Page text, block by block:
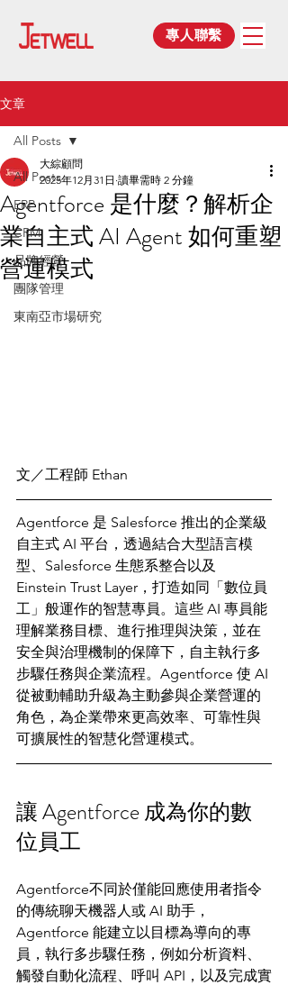
專人聯繫
文章
All Posts
ERP
CRM
品牌經營
團隊管理
東南亞市場研究
All Posts
Agentforce 是什麼？解析企
業自主式 AI Agent 如何重塑
營運模式
大綜顧問
2025年12月31日 讀畢需時 2 分鐘
文／工程師 Ethan
Agentforce 是 Salesforce 推出的企業級
自主式 AI 平台，透過結合大型語言模
型、Salesforce 生態系整合以及
Einstein Trust Layer，打造如同「數位員
工」般運作的智慧專員。這些 AI 專員能
理解業務目標、進行推理與決策，並在
安全與治理機制的保障下，自主執行多
步驟任務與企業流程。Agentforce 使 AI
從被動輔助升級為主動參與企業營運的
角色，為企業帶來更高效率、可靠性與
可擴展性的智慧化營運模式。
讓 Agentforce 成為你的數
位員工
Agentforce不同於僅能回應使用者指令
的傳統聊天機器人或 AI 助手，
Agentforce 能建立以目標為導向的專
員，執行多步驟任務，例如分析資料、
觸發自動化流程、呼叫 API，以及完成實